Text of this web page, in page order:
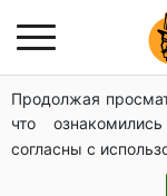
Продолжая
что
согласны с
Гола Олена
щелепи: злив
"Холостячка"
зоною бікіні: